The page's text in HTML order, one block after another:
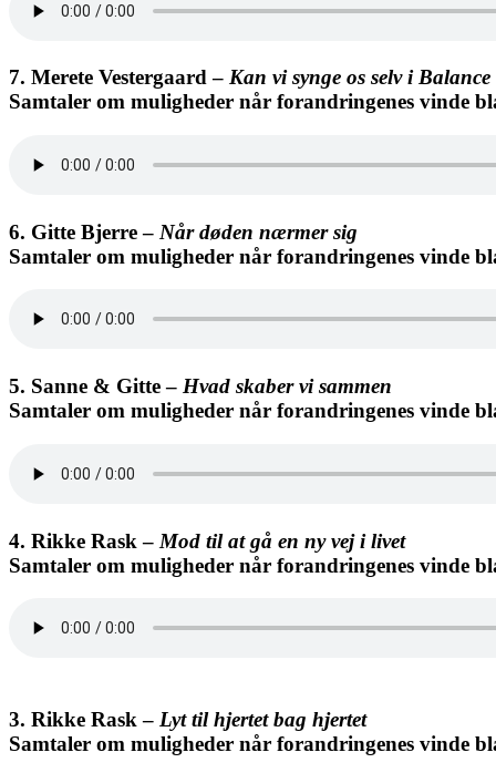
7. Merete Vestergaard – Kan vi synge os selv i Balance
Samtaler om muligheder når forandringenes vinde
6. Gitte Bjerre – Når døden nærmer sig
Samtaler om muligheder når forandringenes vinde
5. Sanne & Gitte – Hvad skaber vi sammen
Samtaler om muligheder når forandringenes vinde
4. Rikke Rask – Mod til at gå en ny vej i livet
Samtaler om muligheder når forandringenes vinde
3. Rikke Rask – Lyt til hjertet bag hjertet
Samtaler om muligheder når forandringenes vinde